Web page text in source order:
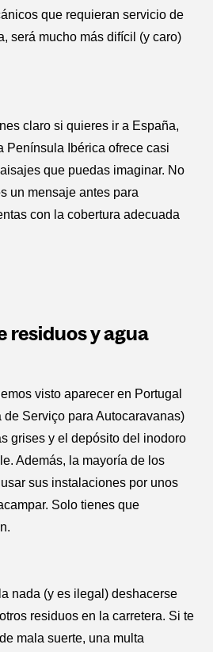
que requieran servicio de
será mucho más difícil (y caro)
claro si quieres ir a España,
Península Ibérica ofrece casi
que puedas imaginar. No
un mensaje antes para
con la cobertura adecuada
residuos y agua
visto aparecer en Portugal
Serviço para Autocaravanas)
grises y el depósito del inodoro
Además, la mayoría de los
sus instalaciones por unos
Solo tienes que
nada (y es ilegal) deshacerse
residuos en la carretera. Si te
mala suerte, una multa